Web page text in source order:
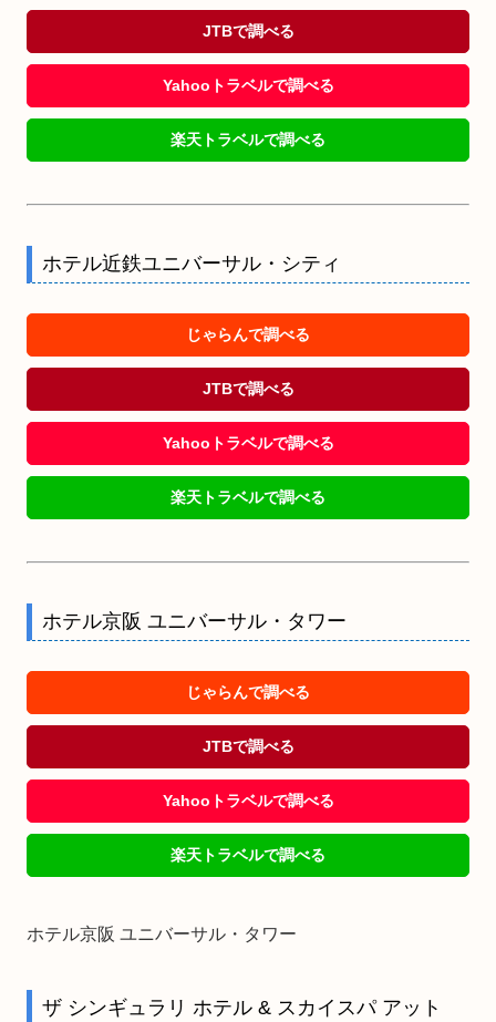
JTBで調べる
Yahooトラベルで調べる
楽天トラベルで調べる
ホテル近鉄ユニバーサル・シティ
じゃらんで調べる
JTBで調べる
Yahooトラベルで調べる
楽天トラベルで調べる
ホテル京阪 ユニバーサル・タワー
じゃらんで調べる
JTBで調べる
Yahooトラベルで調べる
楽天トラベルで調べる
ホテル京阪 ユニバーサル・タワー
ザ シンギュラリ ホテル & スカイスパ アット